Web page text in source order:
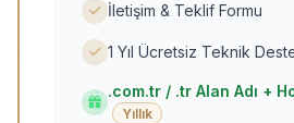
İletişim & Teklif Formu
1 Yıl Ücretsiz Teknik
.com.tr / .tr Alan Adı +
Yıllık